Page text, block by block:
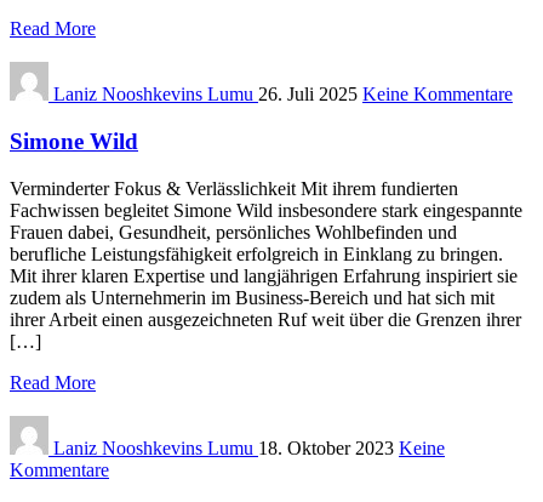
Read More
Laniz Nooshkevins Lumu 26. Juli 2025 Keine Kommentare
Simone Wild
Verminderter Fokus & Verlässlichkeit Mit ihrem fundierten
Fachwissen begleitet Simone Wild insbesondere stark eingespannte
Frauen dabei, Gesundheit, persönliches Wohlbefinden und
berufliche Leistungsfähigkeit erfolgreich in Einklang zu bringen.
Mit ihrer klaren Expertise und langjährigen Erfahrung inspiriert sie
zudem als Unternehmerin im Business-Bereich und hat sich mit
ihrer Arbeit einen ausgezeichneten Ruf weit über die Grenzen ihrer
[…]
Read More
Laniz Nooshkevins Lumu 18. Oktober 2023 Keine
Kommentare